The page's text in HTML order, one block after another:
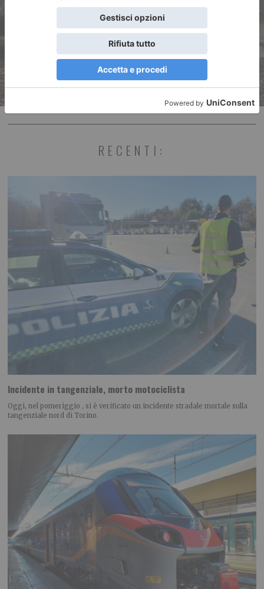
La foto di Vincenzo Solano
RECENTI:
Incidente in tangenziale, morto motociclista
Oggi, nel pomeriggio , si è verificato un incidente stradale mortale sulla
tangenziale nord di Torino.